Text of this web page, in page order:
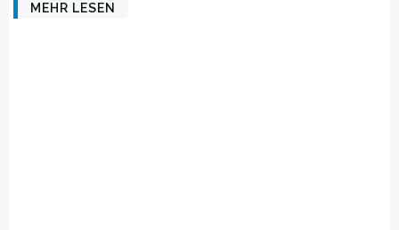
MEHR LESEN